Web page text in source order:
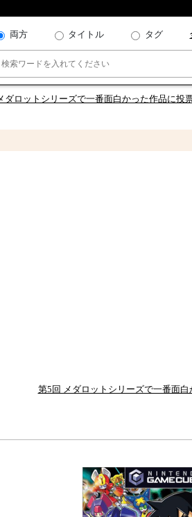
両方 タイトル タグ
ダロットシリーズで一番面白かった作品に投
第5回 メダロットシリーズで一番面